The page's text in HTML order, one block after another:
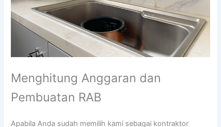
Menghitung Anggaran dan
Pembuatan RAB
Apabila Anda sudah memilih kami sebagai kontraktor